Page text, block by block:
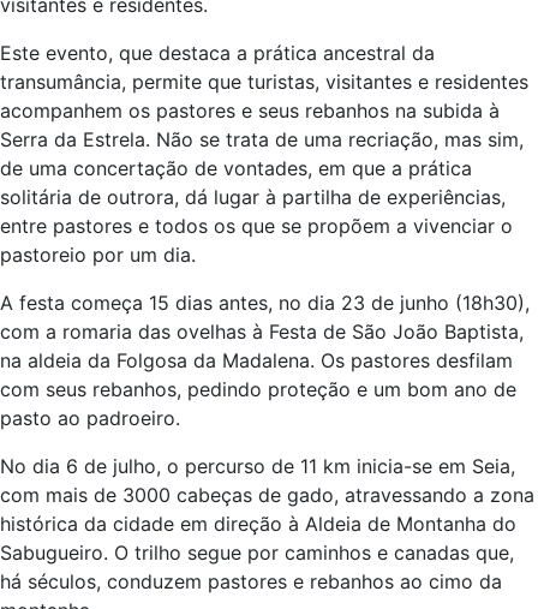
Este evento, que destaca a prática ancestral da
transumância, permite que turistas, visitantes e residentes
acompanhem os pastores e seus rebanhos na subida à
Serra da Estrela. Não se trata de uma recriação, mas sim,
de uma concertação de vontades, em que a prática
solitária de outrora, dá lugar à partilha de experiências,
entre pastores e todos os que se propõem a vivenciar o
pastoreio por um dia.
A festa começa 15 dias antes, no dia 23 de junho (18h30),
com a romaria das ovelhas à Festa de São João Baptista,
na aldeia da Folgosa da Madalena. Os pastores desfilam
com seus rebanhos, pedindo proteção e um bom ano de
pasto ao padroeiro.
No dia 6 de julho, o percurso de 11 km inicia-se em Seia,
com mais de 3000 cabeças de gado, atravessando a zona
histórica da cidade em direção à Aldeia de Montanha do
Sabugueiro. O trilho segue por caminhos e canadas que,
há séculos, conduzem pastores e rebanhos ao cimo da